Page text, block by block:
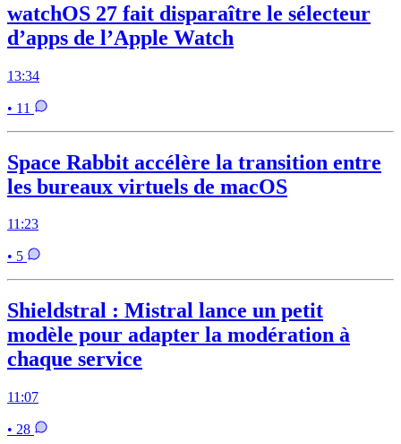
watchOS 27 fait disparaître le sélecteur
d’apps de l’Apple Watch
13:34
• 11
Space Rabbit accélère la transition entre
les bureaux virtuels de macOS
11:23
• 5
Shieldstral : Mistral lance un petit
modèle pour adapter la modération à
chaque service
11:07
• 28